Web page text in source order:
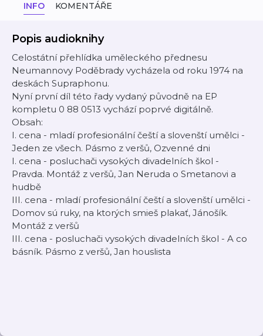
INFO KOMENTÁŘE
Popis audioknihy
Celostátní přehlídka uměleckého přednesu
Neumannovy Poděbrady vycházela od roku 1974 na
deskách Supraphonu.
Nyní první díl této řady vydaný původně na EP
kompletu 0 88 0513 vychází poprvé digitálně.
Obsah:
I. cena - mladí profesionální čeští a slovenští umělci -
Jeden ze všech. Pásmo z veršů, Ozvenné dni
I. cena - posluchači vysokých divadelních škol -
Pravda. Montáž z veršů, Jan Neruda o Smetanovi a
hudbě
III. cena - mladí profesionální čeští a slovenští umělci -
Domov sú ruky, na ktorých smieš plakať, Jánošík.
Montáž z veršů
III. cena - posluchači vysokých divadelních škol - A co
básník. Pásmo z veršů, Jan houslista